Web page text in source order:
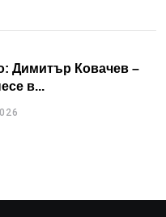
Димитър Ковачев –
в...